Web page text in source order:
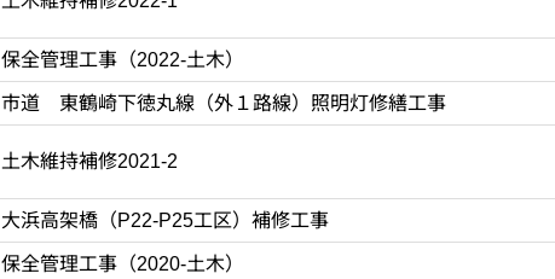
保全管理工事（2022-土木）
市道 東鶴崎下徳丸線（外１路線）照明灯修繕工事
土木維持補修2021-2
大浜高架橋（P22-P25工区）補修工事
保全管理工事（2020-土木）